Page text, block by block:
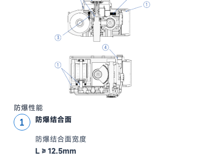
防爆性能
防爆结合面
防爆结合面宽度
L ≥ 12.5mm